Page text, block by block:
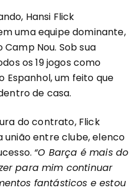
Hansi Flick
uma equipe dominante,
Nou. Sob sua
os 19 jogos como
um feito que
de casa.
do contrato, Flick
entre clube, elenco
“O Barça é mais do
para mim continuar
fantásticos e estou